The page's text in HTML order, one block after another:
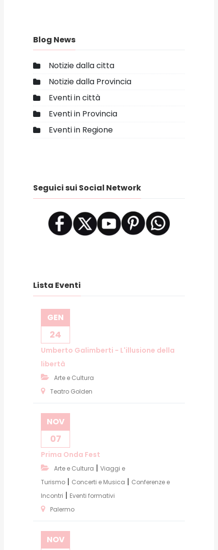
Blog News
Notizie dalla citta
Notizie dalla Provincia
Eventi in città
Eventi in Provincia
Eventi in Regione
Seguici sui Social Network
Lista Eventi
GEN
24
Umberto Galimberti - L'illusione della
libertà
Arte e Cultura
Teatro Golden
NOV
07
Prima Onda Fest
Arte e Cultura | Viaggi e
Turismo | Concerti e Musica | Conferenze e
Incontri | Eventi formativi
Palermo
NOV